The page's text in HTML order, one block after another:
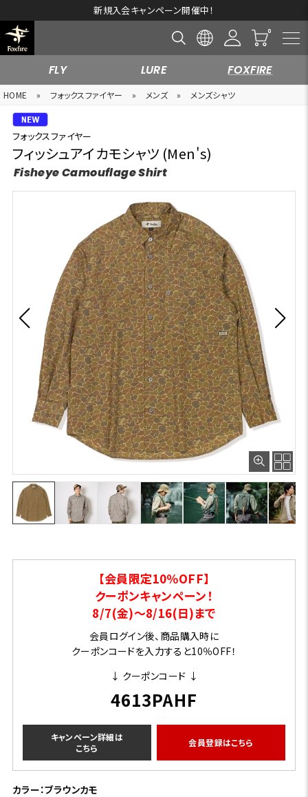
新規入会キャンペーン開催中！
FLY LURE FOXFIRE
HOME » フォックスファイヤー » メンズ » メンズシャツ
フォックスファイヤー
フィッシュアイカモシャツ (Men's)
Fisheye Camouflage Shirt
【会員限定10％OFF】
クーポンキャンペーン！
8/7(金)～8/16(日)まで
会員ログイン後、商品購入時に
クーポンコードを入力すると10％OFF！
↓ クーポンコード ↓
4613PAHF
キャンペーン詳細は
こちら
会員登録はこちら
カラー：ブラウンカモ